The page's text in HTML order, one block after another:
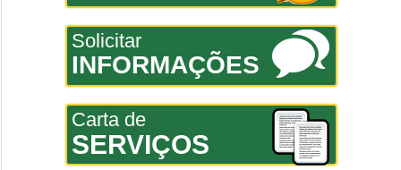
Solicitar
INFORMAÇÕES
Carta de
SERVIÇOS